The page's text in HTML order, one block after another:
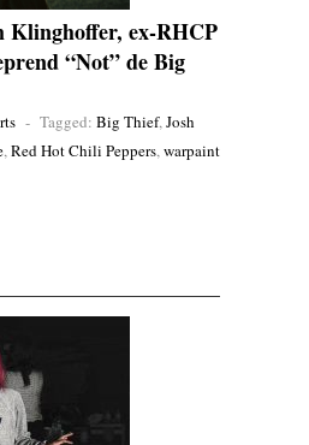
Klinghoffer, ex-RHCP
“Not” de Big
- Tagged: Big Thief,Josh
,Red Hot Chili Peppers,warpaint